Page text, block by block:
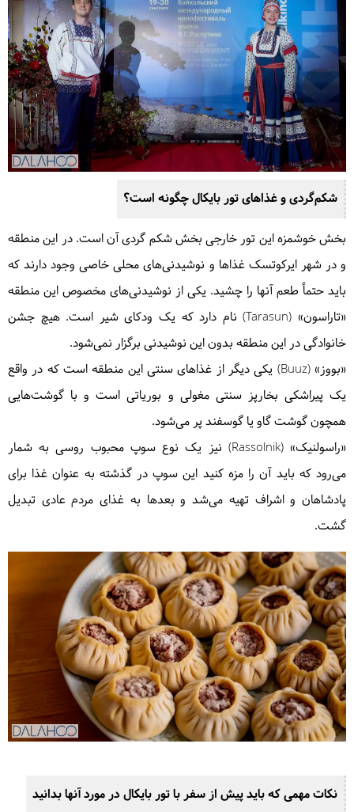
شکم‌گردی و غذاهای تور بایکال چگونه است؟
بخش خوشمزه این تور خارجی بخش شکم گردی آن است. در این منطقه
و در شهر ایرکوتسک غذاها و نوشیدنی‌های محلی خاصی وجود دارند که
باید حتماً طعم آنها را چشید. یکی از نوشیدنی‌های مخصوص این منطقه
«تاراسون» (Tarasun) نام دارد که یک ودکای شیر است. هیچ جشن
خانوادگی در این منطقه بدون این نوشیدنی برگزار نمی‌شود.
«بووز» (Buuz) یکی دیگر از غذاهای سنتی این منطقه است که در واقع
یک پیراشکی بخارپز سنتی مغولی و بوریاتی است و با گوشت‌هایی
همچون گوشت گاو یا گوسفند پر می‌شود.
«راسولنیک» (Rassolnik) نیز یک نوع سوپ محبوب روسی به شمار
می‌رود که باید آن را مزه کنید این سوپ در گذشته به عنوان غذا برای
پادشاهان و اشراف تهیه می‌شد و بعدها به غذای مردم عادی تبدیل
گشت.
نکات مهمی که باید پیش از سفر با تور بایکال در مورد آنها بدانید